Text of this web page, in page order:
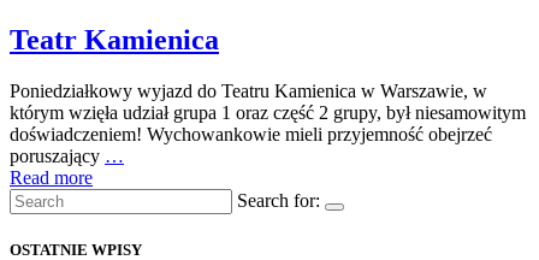
Teatr Kamienica
Poniedziałkowy wyjazd do Teatru Kamienica w Warszawie, w
którym wzięła udział grupa 1 oraz część 2 grupy, był niesamowitym
doświadczeniem! Wychowankowie mieli przyjemność obejrzeć
poruszający …
Read more
Search for:
OSTATNIE WPISY